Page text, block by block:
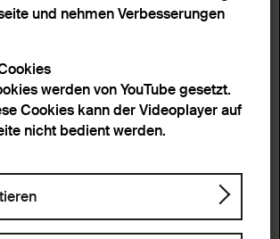
und nehmen Verbesserungen
werden von YouTube gesetzt.
Cookies kann der Videoplayer auf
nicht bedient werden.